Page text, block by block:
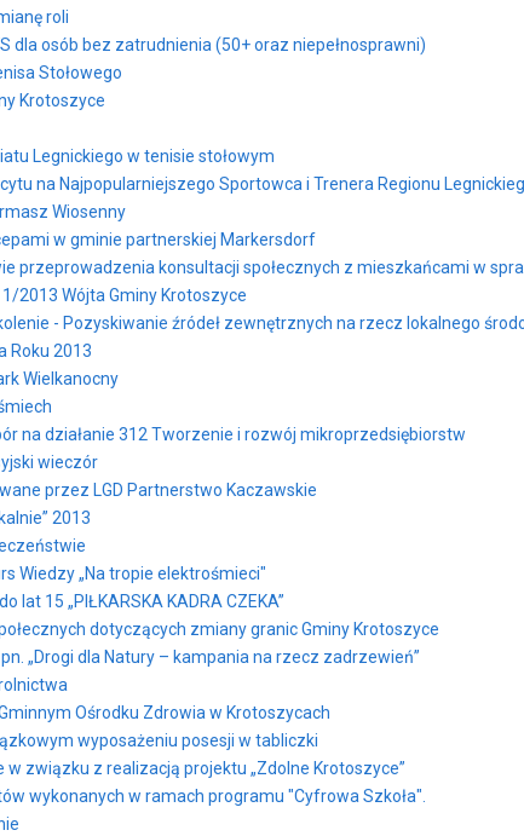
roli
dla osób bez zatrudnienia (50+ oraz niepełnosprawni)
Stołowego
Krotoszyce
Legnickiego w tenisie stołowym
na Najpopularniejszego Sportowca i Trenera Regionu
Wiosenny
w gminie partnerskiej Markersdorf
przeprowadzenia konsultacji społecznych z mieszkańcami w
2013 Wójta Gminy Krotoszyce
- Pozyskiwanie źródeł zewnętrznych na rzecz lokalnego
Roku 2013
Wielkanocny
na działanie 312 Tworzenie i rozwój mikroprzedsiębiorstw
wieczór
przez LGD Partnerstwo Kaczawskie
2013
Wiedzy „Na tropie elektrośmieci"
lat 15 „PIŁKARSKA KADRA CZEKA”
dotyczących zmiany granic Gminy Krotoszyce
„Drogi dla Natury – kampania na rzecz zadrzewień”
Ośrodku Zdrowia w Krotoszycach
wyposażeniu posesji w tabliczki
związku z realizacją projektu „Zdolne Krotoszyce”
wykonanych w ramach programu "Cyfrowa Szkoła".